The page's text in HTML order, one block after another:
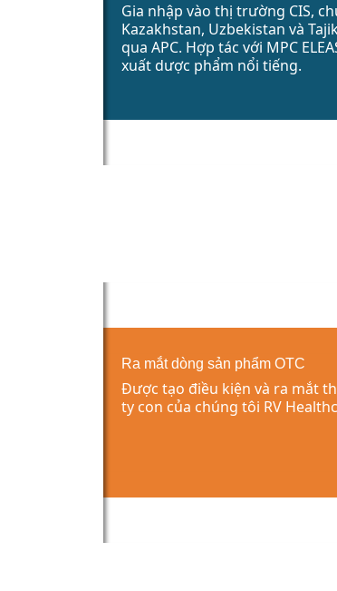
Gia nhập vào thị trường CIS,
Kazakhstan, Uzbekistan và
qua APC. Hợp tác với MPC
xuất dược phẩm nổi tiếng.
Ra mắt dòng sản phẩm OTC
Được tạo điều kiện và ra mắt
ty con của chúng tôi RV